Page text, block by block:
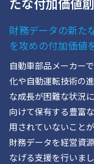
財務データの新た
を攻めの付加価値
自動車部品メーカー
化や自動運転技術の
な成長が困難な状況
向けて保有する豊富
用されていないこと
財務データを経営資
なげる支援を行いま